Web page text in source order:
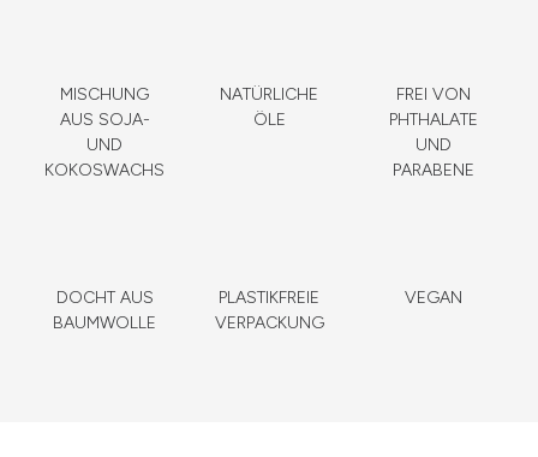
MISCHUNG
AUS SOJA-
UND
KOKOSWACHS
NATÜRLICHE
ÖLE
FREI VON
PHTHALATE
UND
PARABENE
DOCHT AUS
BAUMWOLLE
PLASTIKFREIE
VERPACKUNG
VEGAN